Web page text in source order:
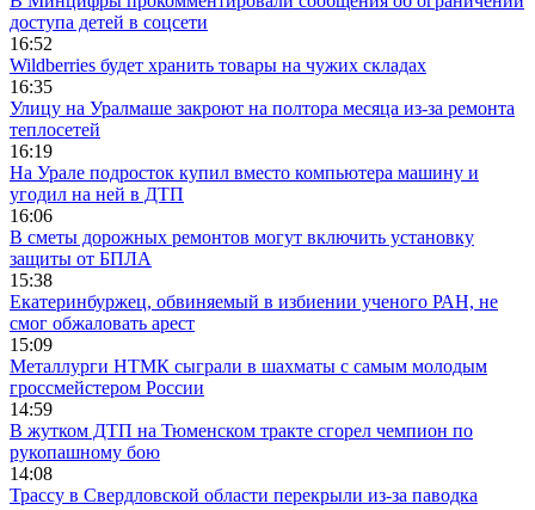
доступа детей в соцсети
16:52
Wildberries будет хранить товары на чужих складах
16:35
Улицу на Уралмаше закроют на полтора месяца из-за ремонта
теплосетей
16:19
На Урале подросток купил вместо компьютера машину и
угодил на ней в ДТП
16:06
В сметы дорожных ремонтов могут включить установку
защиты от БПЛА
15:38
Екатеринбуржец, обвиняемый в избиении ученого РАН, не
смог обжаловать арест
15:09
Металлурги НТМК сыграли в шахматы с самым молодым
гроссмейстером России
14:59
В жутком ДТП на Тюменском тракте сгорел чемпион по
рукопашному бою
14:08
Трассу в Свердловской области перекрыли из-за паводка